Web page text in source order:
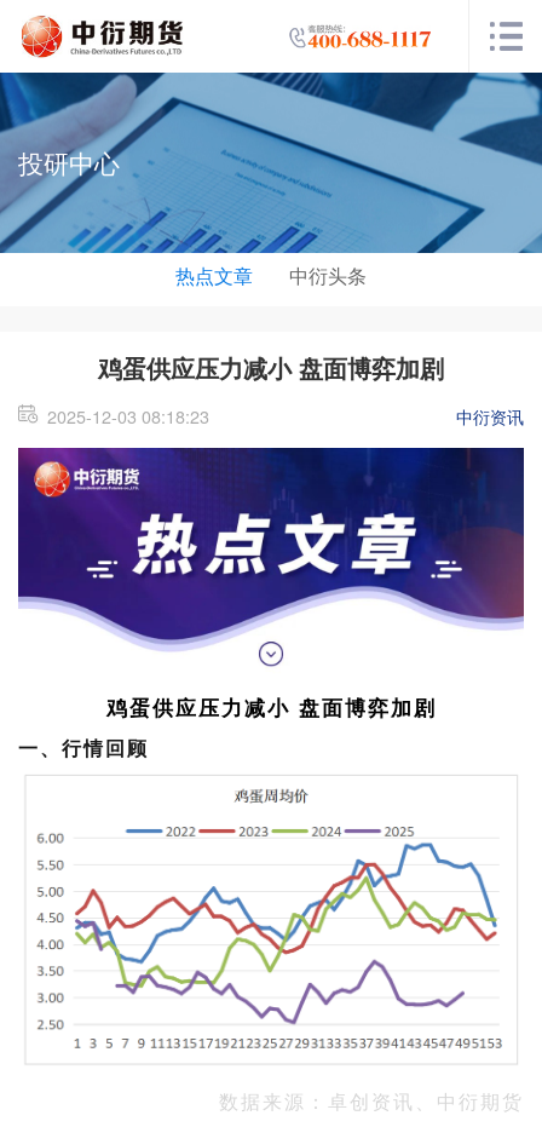
投研中心
热点文章 中衍头条
鸡蛋供应压力减小 盘面博弈加剧
2025-12-03 08:18:23 中衍资讯
鸡蛋供应压力减小 盘面博弈加剧
一、行情回顾
数据来源：卓创资讯、中衍期货